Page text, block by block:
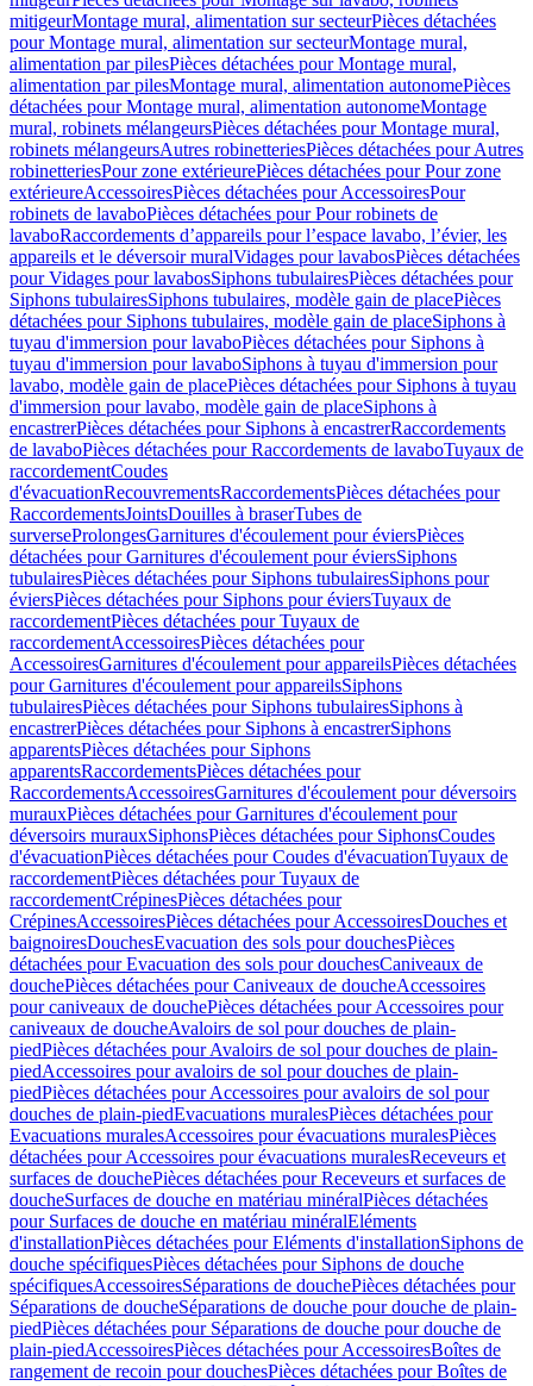
mitigeurMontage mural, alimentation sur secteurPièces détachées
pour Montage mural, alimentation sur secteurMontage mural,
alimentation par pilesPièces détachées pour Montage mural,
alimentation par pilesMontage mural, alimentation autonomePièces
détachées pour Montage mural, alimentation autonomeMontage
mural, robinets mélangeursPièces détachées pour Montage mural,
robinets mélangeursAutres robinetteriesPièces détachées pour Autres
robinetteriesPour zone extérieurePièces détachées pour Pour zone
extérieureAccessoiresPièces détachées pour AccessoiresPour
robinets de lavaboPièces détachées pour Pour robinets de
lavaboRaccordements d’appareils pour l’espace lavabo, l’évier, les
appareils et le déversoir muralVidages pour lavabosPièces détachées
pour Vidages pour lavabosSiphons tubulairesPièces détachées pour
Siphons tubulairesSiphons tubulaires, modèle gain de placePièces
détachées pour Siphons tubulaires, modèle gain de placeSiphons à
tuyau d'immersion pour lavaboPièces détachées pour Siphons à
tuyau d'immersion pour lavaboSiphons à tuyau d'immersion pour
lavabo, modèle gain de placePièces détachées pour Siphons à tuyau
d'immersion pour lavabo, modèle gain de placeSiphons à
encastrerPièces détachées pour Siphons à encastrerRaccordements
de lavaboPièces détachées pour Raccordements de lavaboTuyaux de
raccordementCoudes
d'évacuationRecouvrementsRaccordementsPièces détachées pour
RaccordementsJointsDouilles à braserTubes de
surverseProlongesGarnitures d'écoulement pour éviersPièces
détachées pour Garnitures d'écoulement pour éviersSiphons
tubulairesPièces détachées pour Siphons tubulairesSiphons pour
éviersPièces détachées pour Siphons pour éviersTuyaux de
raccordementPièces détachées pour Tuyaux de
raccordementAccessoiresPièces détachées pour
AccessoiresGarnitures d'écoulement pour appareilsPièces détachées
pour Garnitures d'écoulement pour appareilsSiphons
tubulairesPièces détachées pour Siphons tubulairesSiphons à
encastrerPièces détachées pour Siphons à encastrerSiphons
apparentsPièces détachées pour Siphons
apparentsRaccordementsPièces détachées pour
RaccordementsAccessoiresGarnitures d'écoulement pour déversoirs
murauxPièces détachées pour Garnitures d'écoulement pour
déversoirs murauxSiphonsPièces détachées pour SiphonsCoudes
d'évacuationPièces détachées pour Coudes d'évacuationTuyaux de
raccordementPièces détachées pour Tuyaux de
raccordementCrépinesPièces détachées pour
CrépinesAccessoiresPièces détachées pour AccessoiresDouches et
baignoiresDouchesEvacuation des sols pour douchesPièces
détachées pour Evacuation des sols pour douchesCaniveaux de
douchePièces détachées pour Caniveaux de doucheAccessoires
pour caniveaux de douchePièces détachées pour Accessoires pour
caniveaux de doucheAvaloirs de sol pour douches de plain-
piedPièces détachées pour Avaloirs de sol pour douches de plain-
piedAccessoires pour avaloirs de sol pour douches de plain-
piedPièces détachées pour Accessoires pour avaloirs de sol pour
douches de plain-piedEvacuations muralesPièces détachées pour
Evacuations muralesAccessoires pour évacuations muralesPièces
détachées pour Accessoires pour évacuations muralesReceveurs et
surfaces de douchePièces détachées pour Receveurs et surfaces de
doucheSurfaces de douche en matériau minéralPièces détachées
pour Surfaces de douche en matériau minéralEléments
d'installationPièces détachées pour Eléments d'installationSiphons de
douche spécifiquesPièces détachées pour Siphons de douche
spécifiquesAccessoiresSéparations de douchePièces détachées pour
Séparations de doucheSéparations de douche pour douche de plain-
piedPièces détachées pour Séparations de douche pour douche de
plain-piedAccessoiresPièces détachées pour AccessoiresBoîtes de
rangement de recoin pour douchesPièces détachées pour Boîtes de